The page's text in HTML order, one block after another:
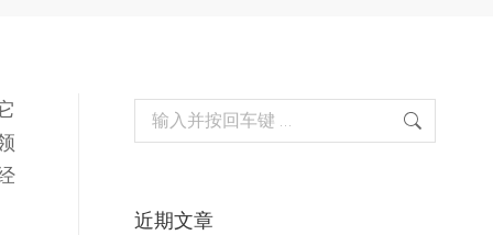
Search:
近期文章